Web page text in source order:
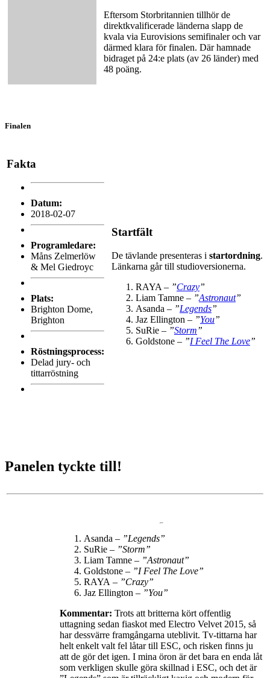
Eftersom Storbritannien tillhör de
direktkvalificerade länderna slapp de
kvala via Eurovisions semifinaler och var
därmed klara för finalen. Där hamnade
bidraget på 24:e plats (av 26 länder) med
48 poäng.
Finalen
Fakta
Datum:
2018-02-07
Programledare:
Måns Zelmerlöw
& Mel Giedroyc
Plats:
Brighton Dome,
Brighton
Röstningsprocess:
Delad jury- och
tittarröstning
Startfält
De tävlande presenteras i startordning.
Länkarna går till studioversionerna.
RAYA – ”Crazy”
Liam Tamne – ”Astronaut”
Asanda – ”Legends”
Jaz Ellington – ”You”
SuRie – ”Storm”
Goldstone – ”I Feel The Love”
Panelen tyckte till!
Asanda – ”Legends”
SuRie – ”Storm”
Liam Tamne – ”Astronaut”
Goldstone – ”I Feel The Love”
RAYA – ”Crazy”
Jaz Ellington – ”You”
Kommentar: Trots att britterna kört offentlig
uttagning sedan fiaskot med Electro Velvet 2015, så
har dessvärre framgångarna uteblivit. Tv-tittarna har
helt enkelt valt fel låtar till ESC, och risken finns ju
att de gör det igen. I mina öron är det bara en enda låt
som verkligen skulle göra skillnad i ESC, och det är